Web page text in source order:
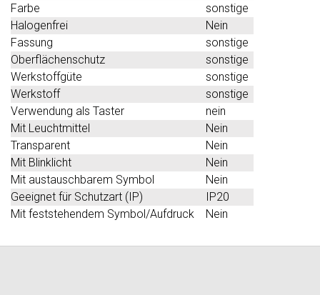
Farbe
sonstige
Halogenfrei
Nein
Fassung
sonstige
Oberflächenschutz
sonstige
Werkstoffgüte
sonstige
Werkstoff
sonstige
Verwendung als Taster
nein
Mit Leuchtmittel
Nein
Transparent
Nein
Mit Blinklicht
Nein
Mit austauschbarem Symbol
Nein
Geeignet für Schutzart (IP)
IP20
Mit feststehendem Symbol/Aufdruck
Nein